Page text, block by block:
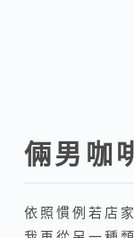
倆男咖
依照慣例若店